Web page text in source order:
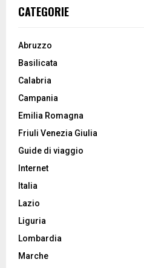
CATEGORIE
Abruzzo
Basilicata
Calabria
Campania
Emilia Romagna
Friuli Venezia Giulia
Guide di viaggio
Internet
Italia
Lazio
Liguria
Lombardia
Marche